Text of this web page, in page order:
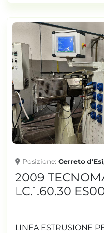
Posizione Cerreto
2009
LC.1.60.30
LINEA ESTRUSIONE